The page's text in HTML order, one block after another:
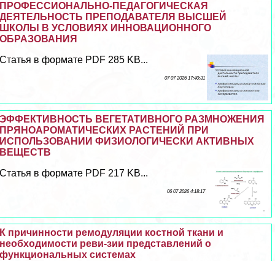
ПРОФЕССИОНАЛЬНО-ПЕДАГОГИЧЕСКАЯ
ДЕЯТЕЛЬНОСТЬ ПРЕПОДАВАТЕЛЯ ВЫСШЕЙ
ШКОЛЫ В УСЛОВИЯХ ИННОВАЦИОННОГО
ОБРАЗОВАНИЯ
Статья в формате PDF 285 KB...
07 07 2026 17:40:31
ЭФФЕКТИВНОСТЬ ВЕГЕТАТИВНОГО РАЗМНОЖЕНИЯ
ПРЯНОАРОМАТИЧЕСКИХ РАСТЕНИЙ ПРИ
ИСПОЛЬЗОВАНИИ ФИЗИОЛОГИЧЕСКИ АКТИВНЫХ
ВЕЩЕСТВ
Статья в формате PDF 217 KB...
06 07 2026 4:18:17
К причинности ремодуляции костной ткани и
необходимости реви-зии представлений о
функциональных системах